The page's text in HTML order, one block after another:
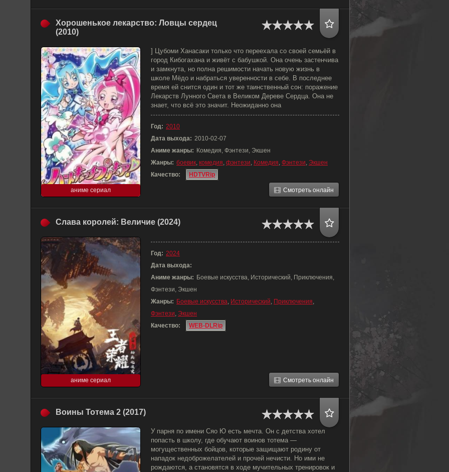
Хорошенькое лекарство: Ловцы сердец
(2010)
аниме сериал
] Цубоми Ханасаки только что переехала со своей семьёй в
город Кибогахана и живёт с бабушкой. Она очень застенчива
и замкнута, но полна решимости начать новую жизнь в
школе Мёдо и набраться уверенности в себе. В последнее
время ей снится один и тот же таинственный сон: поражение
Лекарств Лунного Света в Великом Дереве Сердца. Она не
знает, что всё это значит. Неожиданно она
Год: 2010
Дата выхода: 2010-02-07
Аниме жанры: Комедия, Фэнтези, Экшен
Жанры: боевик, комедия, фэнтези, Комедия, Фэнтези, Экшен
Качество:
HDTVRip
Смотреть онлайн
Слава королей: Величие (2024)
аниме сериал
Год: 2024
Дата выхода:
Аниме жанры: Боевые искусства, Исторический, Приключения,
Фэнтези, Экшен
Жанры: Боевые искусства, Исторический, Приключения,
Фэнтези, Экшен
Качество:
WEB-DLRip
Смотреть онлайн
Воины Тотема 2 (2017)
У парня по имени Сяо Ю есть мечта. Он с детства хотел
попасть в школу, где обучают воинов тотема —
могущественных бойцов, которые защищают родину от
нападок недоброжелателей и прочей нечисти. Но ими не
рождаются, а становятся в ходе мучительных тренировок и